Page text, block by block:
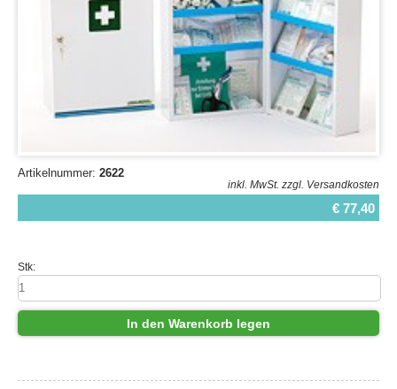
Artikelnummer: 2622
inkl. MwSt. zzgl. Versandkosten
€ 77,40
Stk:
In den Warenkorb legen